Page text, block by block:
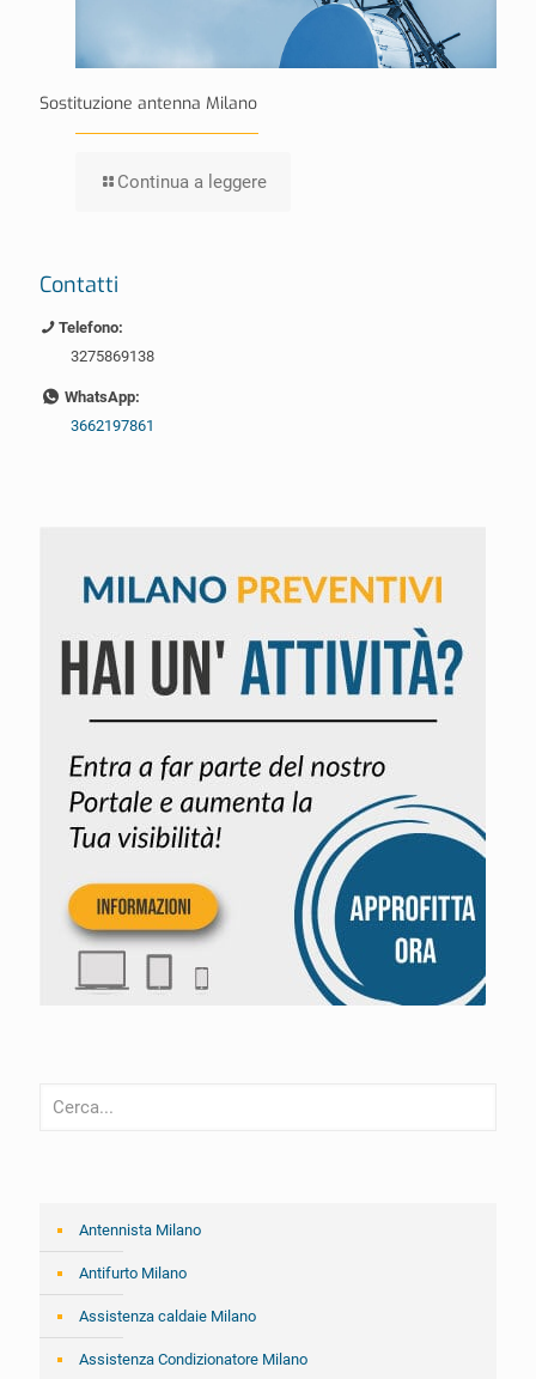
Sostituzione antenna Milano
Continua a leggere
Contatti
Telefono:
3275869138
WhatsApp:
3662197861
Antennista Milano
Antifurto Milano
Assistenza caldaie Milano
Assistenza Condizionatore Milano